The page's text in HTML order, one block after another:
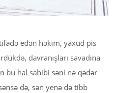
edən həkim, yaxud pis
davranışları savadına
bu hal sahibi səni nə qədər
də, sən yenə də tibb